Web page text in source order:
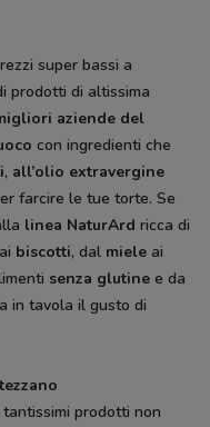
super bassi a
prodotti di altissima
aziende del
con ingredienti che
, all’olio extravergine
farcire le tue torte. Se
linea NaturArd ricca di
biscotti, dal miele ai
senza glutine e da
in tavola il gusto di
prodotti non